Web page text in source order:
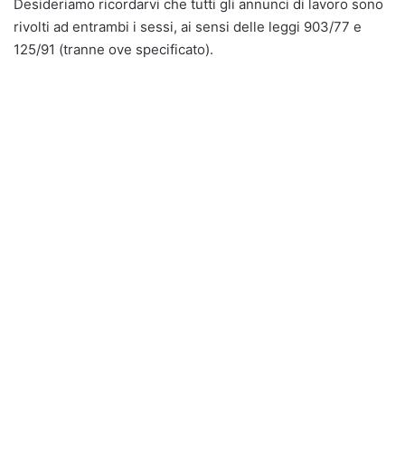
Desideriamo ricordarvi che tutti gli annunci di lavoro sono
rivolti ad entrambi i sessi, ai sensi delle leggi 903/77 e
125/91 (tranne ove specificato).